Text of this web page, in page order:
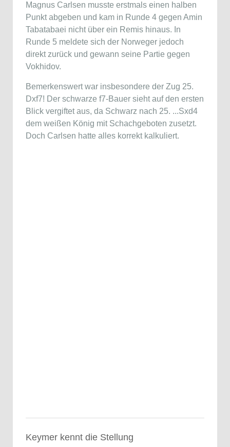
Magnus Carlsen musste erstmals einen halben
Punkt abgeben und kam in Runde 4 gegen Amin
Tabatabaei nicht über ein Remis hinaus. In
Runde 5 meldete sich der Norweger jedoch
direkt zurück und gewann seine Partie gegen
Vokhidov.
Bemerkenswert war insbesondere der Zug 25.
Dxf7! Der schwarze f7-Bauer sieht auf den ersten
Blick vergiftet aus, da Schwarz nach 25. ...Sxd4
dem weißen König mit Schachgeboten zusetzt.
Doch Carlsen hatte alles korrekt kalkuliert.
Keymer kennt die Stellung